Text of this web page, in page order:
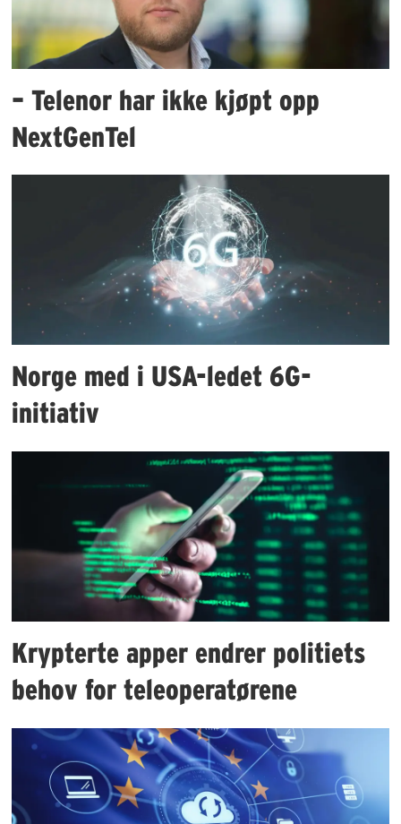
– Telenor har ikke kjøpt opp
NextGenTel
Norge med i USA-ledet 6G-
initiativ
Krypterte apper endrer politiets
behov for teleoperatørene